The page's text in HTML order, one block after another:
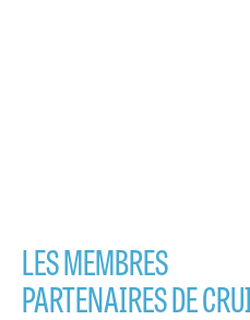
LES MEMBRES
PARTENAIRES DE